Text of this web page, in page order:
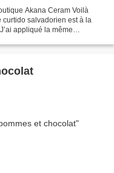
Akana Ceram Voilà
curtido salvadorien est à la
appliqué la même